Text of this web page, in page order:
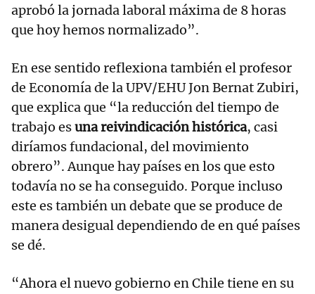
aprobó la jornada laboral máxima de 8 horas
que hoy hemos normalizado”.
En ese sentido reflexiona también el profesor
de Economía de la UPV/EHU Jon Bernat Zubiri,
que explica que “la reducción del tiempo de
trabajo esuna reivindicación histórica, casi
diríamos fundacional, del movimiento
obrero”. Aunque hay países en los que esto
todavía no se ha conseguido. Porque incluso
este es también un debate que se produce de
manera desigual dependiendo de en qué países
se dé.
“Ahora el nuevo gobierno en Chile tiene en su